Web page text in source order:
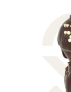
DETTAGLI